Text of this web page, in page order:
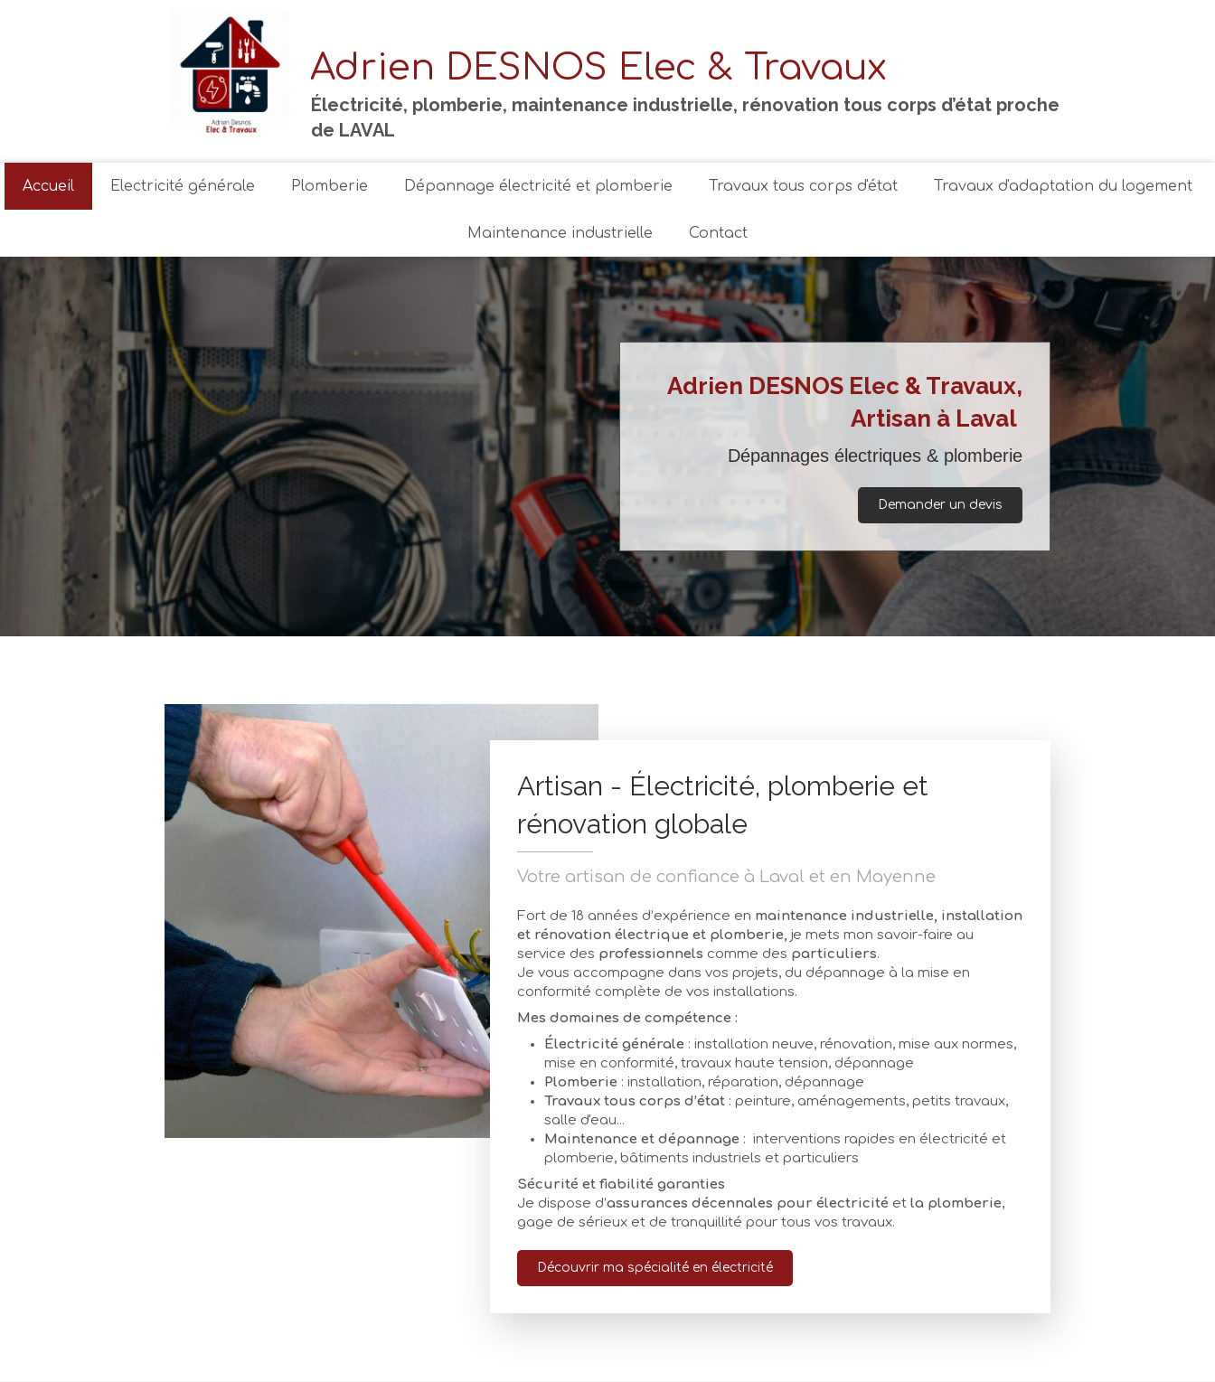
Adrien DESNOS Elec & Travaux
Électricité, plomberie, maintenance industrielle, rénovation tous corps d’état proche
de LAVAL
Accueil Electricité générale Plomberie Dépannage électricité et plomberie Travaux tous corps d'état Travaux d'adaptation du logement
Maintenance industrielle Contact
Adrien DESNOS Elec & Travaux,
Artisan à Laval
Dépannages électriques & plomberie
Demander un devis
Artisan - Électricité, plomberie et
rénovation globale
Votre artisan de confiance à Laval et en Mayenne
Fort de 18 années d’expérience en maintenance industrielle, installation
et rénovation électrique et plomberie, je mets mon savoir-faire au
service des professionnels comme des particuliers.
Je vous accompagne dans vos projets, du dépannage à la mise en
conformité complète de vos installations.
Mes domaines de compétence :
Électricité générale : installation neuve, rénovation, mise aux normes,
mise en conformité, travaux haute tension, dépannage
Plomberie : installation, réparation, dépannage
Travaux tous corps d’état : peinture, aménagements, petits travaux,
salle d'eau...
Maintenance et dépannage : interventions rapides en électricité et
plomberie, bâtiments industriels et particuliers
Sécurité et fiabilité garanties
Je dispose d’assurances décennales pour électricité et la plomberie,
gage de sérieux et de tranquillité pour tous vos travaux.
Découvrir ma spécialité en électricité